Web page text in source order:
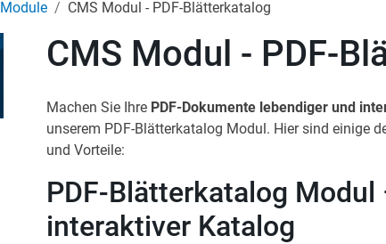
Module CMS Modul - PDF-Blätterkatalog
CMS Modul - PDF-
Machen Sie Ihre PDF-Dokumente lebendiger und
unserem PDF-Blätterkatalog Modul. Hier sind einige
und Vorteile:
PDF-Blätterkatalog Modul
interaktiver Katalog